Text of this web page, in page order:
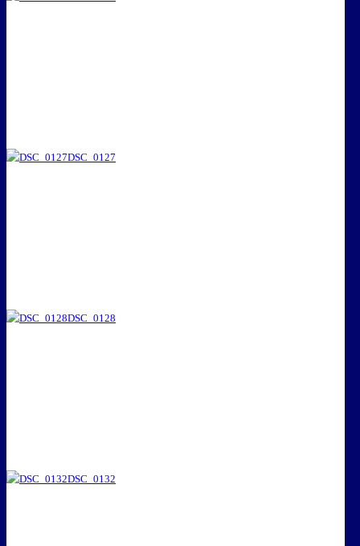
DSC_0127
DSC_0128
DSC_0132